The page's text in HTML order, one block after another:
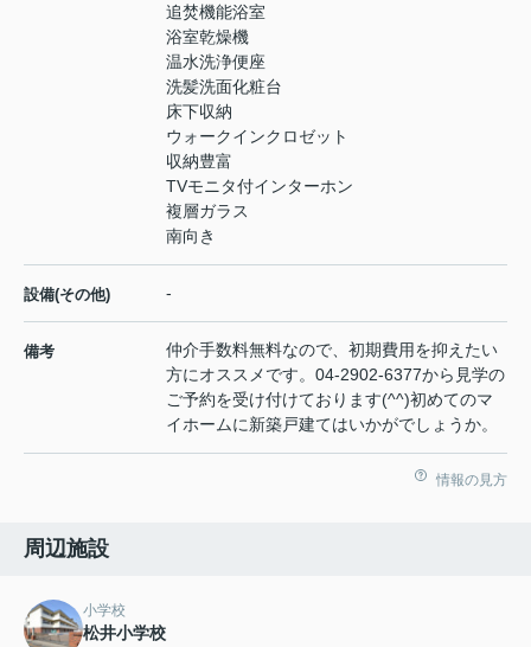
追焚機能浴室
浴室乾燥機
温水洗浄便座
洗髪洗面化粧台
床下収納
ウォークインクロゼット
収納豊富
TVモニタ付インターホン
複層ガラス
南向き
設備(その他) -
備考
仲介手数料無料なので、初期費用を抑えたい
方にオススメです。04-2902-6377から見学の
ご予約を受け付けております(^^)初めてのマ
イホームに新築戸建てはいかがでしょうか。
情報の見方
周辺施設
小学校
松井小学校